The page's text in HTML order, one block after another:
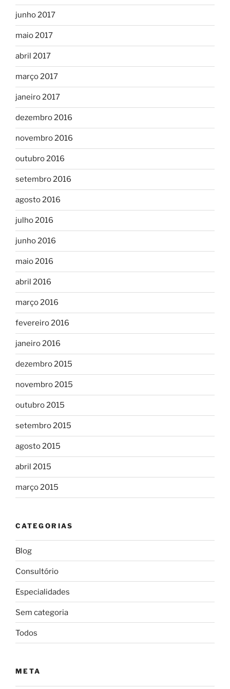
junho 2017
maio 2017
abril 2017
março 2017
janeiro 2017
dezembro 2016
novembro 2016
outubro 2016
setembro 2016
agosto 2016
julho 2016
junho 2016
maio 2016
abril 2016
março 2016
fevereiro 2016
janeiro 2016
dezembro 2015
novembro 2015
outubro 2015
setembro 2015
agosto 2015
abril 2015
março 2015
CATEGORIAS
Blog
Consultório
Especialidades
Sem categoria
Todos
META